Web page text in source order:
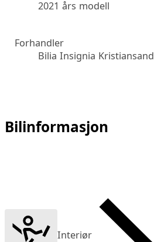
2021 års modell
Forhandler
Bilia Insignia Kristiansand
Bilinformasjon
Interiør